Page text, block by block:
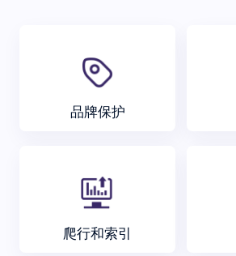
品牌保护
爬行和索引